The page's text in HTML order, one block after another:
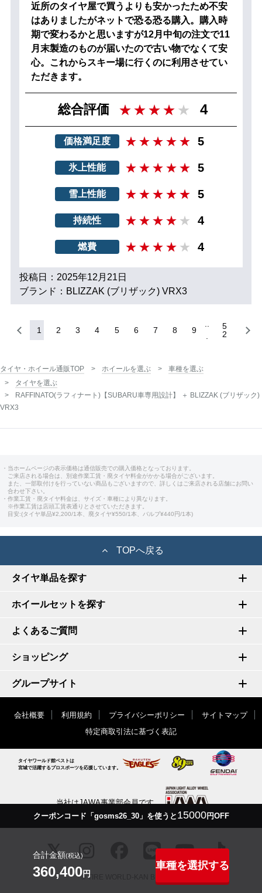
近所のタイヤ屋で買うよりも安かったため不安
はありましたがネットで恐る恐る購入。購入時
期で変わるかと思いますが12月中旬の注文で11
月末製造のものが届いたので古い物でなくて安
心。これからスキー場に行くのに利用させてい
ただきます。
総合評価 4
価格満足度 5
氷上性能 5
雪上性能 5
持続性 4
燃費 4
投稿日：2025年12月21日
ブランド：BLIZZAK (ブリザック) VRX3
1 2 3 4 5 6 7 8 9
5
2
クーポンコード「gosms26_30」を使うと 15000円OFF
合計金額(税込)
360,400円
車種を選択する
タイヤ・ホイール通販TOP ホイールを選ぶ
車種を選ぶ
タイヤを選ぶ
RAFFINATO(ラフィナート)【SUBARU車専用設計】 ＋ BLIZZAK (ブリザック)
VRX3
・当ホームページの表示価格は通信販売での購入価格となっております。
ご来店される場合は、別途作業工賃・廃タイヤ料金がかかる場合がございます。
また、一部取付けを行っていない商品もございますので、詳しくはご来店される店舗にお問い
合わせ下さい。
・作業工賃・廃タイヤ料金は、サイズ・車種により異なります。
※作業工賃は店頭工賃表通りとさせていただきます。
目安:(タイヤ単品¥2,200/1本、廃タイヤ¥550/1本、バルブ¥440円/1本)
TOPへ戻る
タイヤ単品を探す
ホイールセットを探す
よくあるご質問
ショッピング
グループサイト
会社概要 利用規約 プライバシーポリシー
サイトマップ
特定商取引法に基づく表記
タイヤワールド館ベストは
宮城で活躍するプロスポーツを応援しています。
当社はJAWA事業部会員です
© TIRE WORLD-KAN BEST inc.